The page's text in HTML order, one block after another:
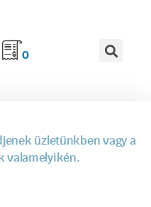
0
üzletünkben vagy a
valamelyikén.